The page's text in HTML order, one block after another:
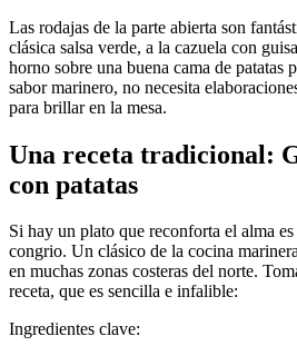
Las rodajas de la parte abierta son
clásica salsa verde, a la cazuela con
horno sobre una buena cama de patatas
sabor marinero, no necesita
para brillar en la mesa.
Una receta tradicional:
con patatas
Si hay un plato que reconforta el alma
congrio. Un clásico de la cocina
en muchas zonas costeras del norte.
receta, que es sencilla e infalible:
Ingredientes clave: